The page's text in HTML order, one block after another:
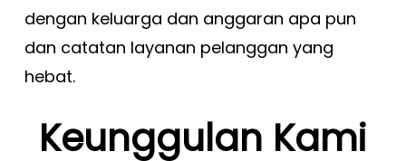
dengan keluarga dan anggaran apa pun
dan catatan layanan pelanggan yang
hebat.
Keunggulan Kami